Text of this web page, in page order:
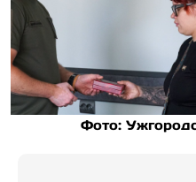
Фото: